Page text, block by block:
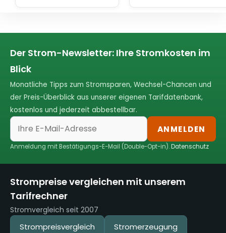
Der Strom-Newsletter: Ihre Stromkosten im
Blick
Monatliche Tipps zum Stromsparen, Wechsel-Chancen und
der Preis-Überblick aus unserer eigenen Tarifdatenbank,
kostenlos und jederzeit abbestellbar.
ANMELDEN
Anmeldung mit Bestätigungs-E-Mail (Double-Opt-in).Datenschutz
Strompreise vergleichen mit unserem
Tarifrechner
Stromvergleich seit 2007
Strompreisvergleich Stromerzeugung